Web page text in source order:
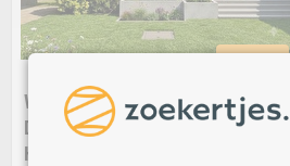
WONING MET GEïNTEGREERDE
DOKTERSPRAKTIJK, GELEGEN IN
HET HART VAN MOL.